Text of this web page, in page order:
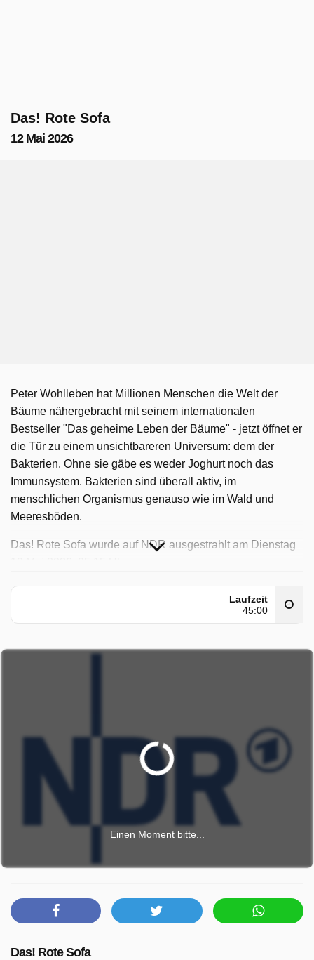
Das! Rote Sofa
12 Mai 2026
Peter Wohlleben hat Millionen Menschen die Welt der
Bäume nähergebracht mit seinem internationalen
Bestseller "Das geheime Leben der Bäume" - jetzt öffnet er
die Tür zu einem unsichtbareren Universum: dem der
Bakterien. Ohne sie gäbe es weder Joghurt noch das
Immunsystem. Bakterien sind überall aktiv, im
menschlichen Organismus genauso wie im Wald und
Meeresböden.
Das! Rote Sofa wurde auf NDR ausgestrahlt am Dienstag
Laufzeit
45:00
Einen Moment bitte...
Das! Rote Sofa